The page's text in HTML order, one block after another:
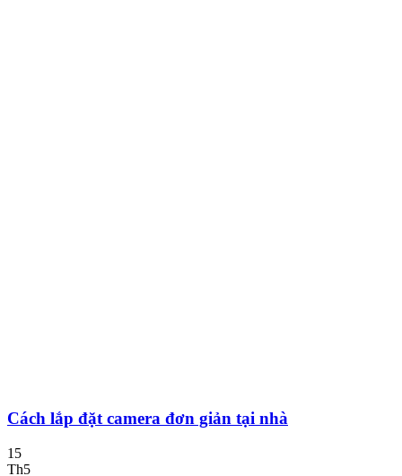
Cách lắp đặt camera đơn giản tại nhà
15
Th5